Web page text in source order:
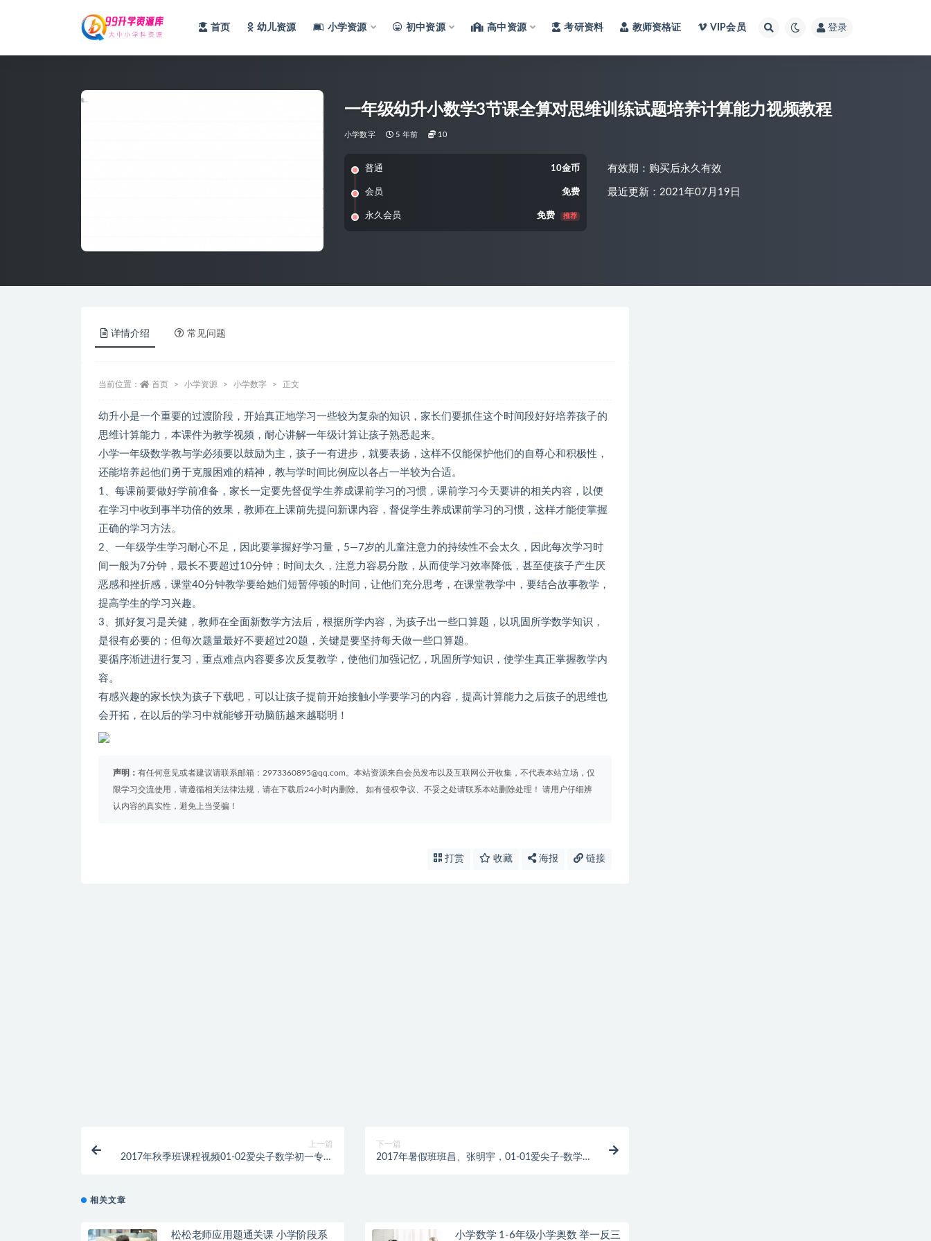
首页 幼儿资源 小学资源 初中资源 高中资源 考研资料 教师资格证 VIP会员 登录
一年级幼升小数学3节课全算对思维训练试题培养计算能力视频教程
小学数字 5 年前 10
普通 10金币
会员 免费
永久会员 免费 推荐
有效期：购买后永久有效
最近更新：2021年07月19日
详情介绍 常见问题
当前位置： 首页 小学资源 小学数字 正文
幼升小是一个重要的过渡阶段，开始真正地学习一些较为复杂的知识，家长们要抓住这个时间段好好培养孩子的
思维计算能力，本课件为教学视频，耐心讲解一年级计算让孩子熟悉起来。
小学一年级数学教与学必须要以鼓励为主，孩子一有进步，就要表扬，这样不仅能保护他们的自尊心和积极性，
还能培养起他们勇于克服困难的精神，教与学时间比例应以各占一半较为合适。
1、每课前要做好学前准备，家长一定要先督促学生养成课前学习的习惯，课前学习今天要讲的相关内容，以便
在学习中收到事半功倍的效果，教师在上课前先提问新课内容，督促学生养成课前学习的习惯，这样才能使掌握
正确的学习方法。
2、一年级学生学习耐心不足，因此要掌握好学习量，5—7岁的儿童注意力的持续性不会太久，因此每次学习时
间一般为7分钟，最长不要超过10分钟；时间太久，注意力容易分散，从而使学习效率降低，甚至使孩子产生厌
恶感和挫折感，课堂40分钟教学要给她们短暂停顿的时间，让他们充分思考，在课堂教学中，要结合故事教学，
提高学生的学习兴趣。
3、抓好复习是关健，教师在全面新数学方法后，根据所学内容，为孩子出一些口算题，以巩固所学数学知识，
是很有必要的；但每次题量最好不要超过20题，关键是要坚持每天做一些口算题。
要循序渐进进行复习，重点难点内容要多次反复教学，使他们加强记忆，巩固所学知识，使学生真正掌握教学内
容。
有感兴趣的家长快为孩子下载吧，可以让孩子提前开始接触小学要学习的内容，提高计算能力之后孩子的思维也
会开拓，在以后的学习中就能够开动脑筋越来越聪明！
声明： 有任何意见或者建议请联系邮箱：2973360895@qq.com。本站资源来自会员发布以及互联网公开收集，不代表本站立场，仅
限学习交流使用，请遵循相关法律法规，请在下载后24小时内删除。 如有侵权争议、不妥之处请联系本站删除处理！ 请用户仔细辨
认内容的真实性，避免上当受骗！
打赏 收藏 海报 链接
上一篇
2017年秋季班课程视频01-02爱尖子数学初一专属
下一篇
2017年暑假班班昌、张明宇，01-01爱尖子-数学初
相关文章
松松老师应用题通关课 小学阶段系
小学数学 1-6年级小学奥数 举一反三